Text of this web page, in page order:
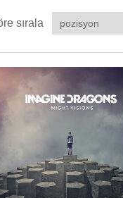
sırala